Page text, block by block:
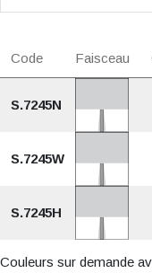
Code Faisceau
S.7245N
S.7245W
S.7245H
Couleurs sur demande